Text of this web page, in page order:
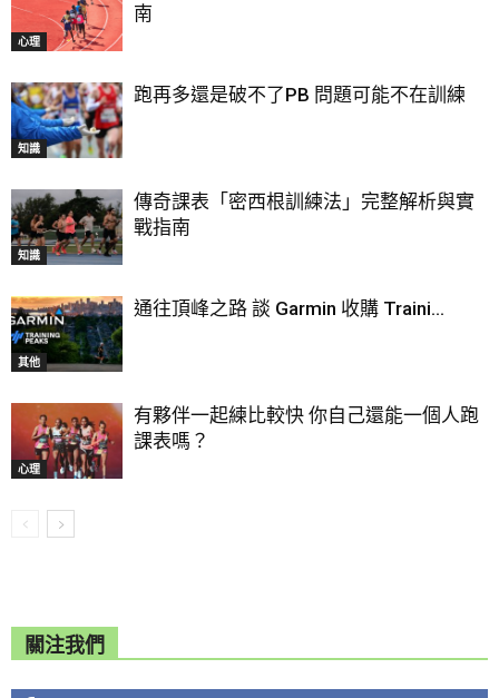
心理
南
知識
跑再多還是破不了PB 問題可能不在訓練
知識
傳奇課表「密西根訓練法」完整解析與實
戰指南
其他
通往頂峰之路 談 Garmin 收購 Traini...
心理
有夥伴一起練比較快 你自己還能一個人跑
課表嗎？
關注我們